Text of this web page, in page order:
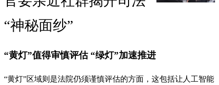
“神秘面纱”
“黄灯”值得审慎评估 “绿灯”加速推进
“黄灯”区域则是法院仍须谨慎评估的方面，这包括让人工智能